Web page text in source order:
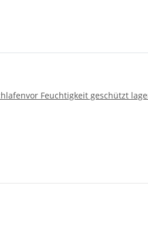
vor Feuchtigkeit geschützt